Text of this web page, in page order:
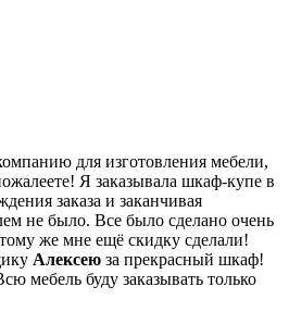
для изготовления мебели,
Я заказывала шкаф-купе в
заказа и заканчивая
не было. Все было сделано очень
же мне ещё скидку сделали!
Алексею за прекрасный шкаф!
мебель буду заказывать только